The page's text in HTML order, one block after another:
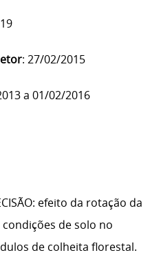
: 27/02/2015
a 01/02/2016
efeito da rotação da
de solo no
de colheita florestal.